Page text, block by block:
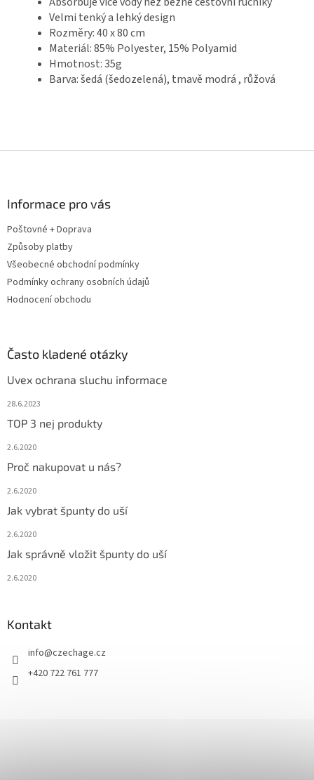
Velmi tenký a lehký design
Rozměry: 40 x 80 cm
Materiál: 85% Polyester, 15% Polyamid
Hmotnost: 35g
Barva: šedá (šedozelená), tmavě modrá , růžová
Informace pro vás
Poštovné + Doprava
Způsoby platby
Všeobecné obchodní podmínky
Podmínky ochrany osobních údajů
Hodnocení obchodu
Často kladené otázky
Uvex ochrana sluchu informace
28.6.2023
TOP 3 nej produkty
2.6.2020
Proč nakupovat u nás?
2.6.2020
Jak vybrat špunty do uší
2.6.2020
Jak správně vložit špunty do uší
2.6.2020
Kontakt
info@czechage.cz
+420 722 761 777